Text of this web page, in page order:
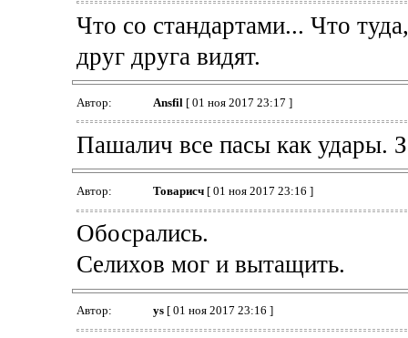
Что со стандартами... Что
друг друга видят.
Автор: Ansfil [ 01 ноя 2017 23:17 ]
Пашалич все пасы как удары.
Автор: Товарисч[ 01 ноя 2017 23:16 ]
Обосрались.
Селихов мог и вытащить.
Автор: ys[ 01 ноя 2017 23:16 ]